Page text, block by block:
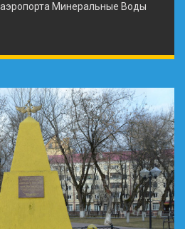
Минеральные Воды